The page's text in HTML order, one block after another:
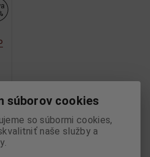
súborov cookies
so súbormi cookies,
naše služby a